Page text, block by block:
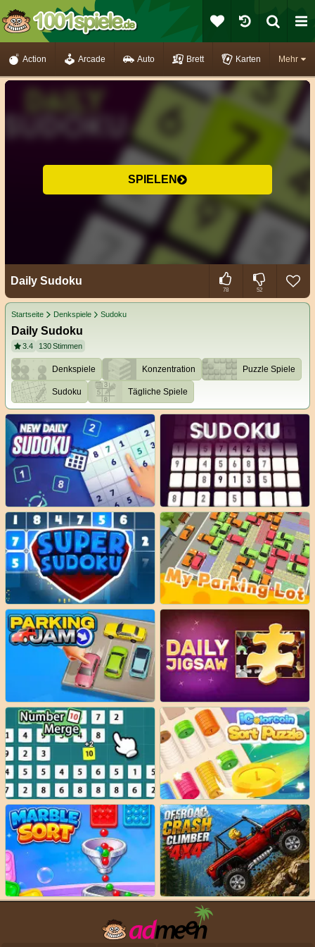
Mehr
Action Arcade Auto Brett Karten
SPIELEN
Daily Sudoku
78 52
Startseite Denkspiele Sudoku
Daily Sudoku
3.4 130Stimmen
Denkspiele Konzentration Puzzle Spiele
Sudoku Tägliche Spiele